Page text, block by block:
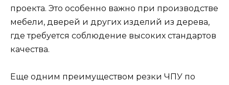
проекта. Это особенно важно при производстве
мебели, дверей и других изделий из дерева,
где требуется соблюдение высоких стандартов
качества.
Еще одним преимуществом резки ЧПУ по